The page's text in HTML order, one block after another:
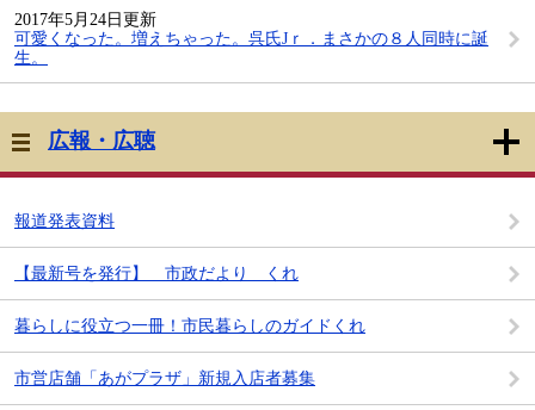
2017年5月24日更新
可愛くなった。増えちゃった。呉氏Jｒ．まさかの８人同時に誕
生。
広報・広聴
報道発表資料
【最新号を発行】 市政だより くれ
暮らしに役立つ一冊！市民暮らしのガイドくれ
市営店舗「あがプラザ」新規入店者募集